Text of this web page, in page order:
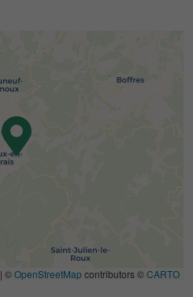
| ©OpenStreetMap contributors ©CARTO